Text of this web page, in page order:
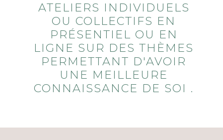
ATELIERS INDIVIDUELS
OU COLLECTIFS EN
PRÉSENTIEL OU EN
LIGNE SUR DES THÈMES
PERMETTANT D'AVOIR
UNE MEILLEURE
CONNAISSANCE DE SOI .